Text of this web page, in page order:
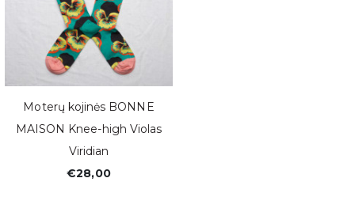
Moterų kojinės BONNE
MAISON Knee-high Violas
Viridian
€28,00